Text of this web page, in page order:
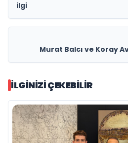
ilgi
Murat Balcı ve Koray
İLGINIZI ÇEKEBILIR